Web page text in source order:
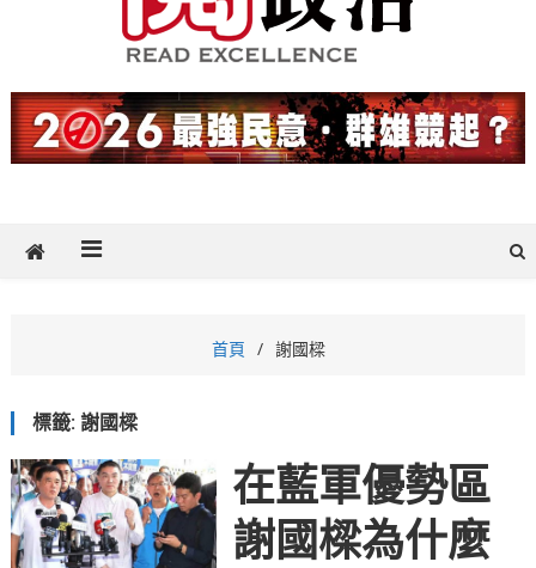
閱政治 Read Gov News
題，也要專業評論，閱政治與多元的政治評論家與專欄作家邀稿合作，
讓讀者有最多元和專業的選擇。
首頁 謝國樑
標籤: 謝國樑
在藍軍優勢區
謝國樑為什麼